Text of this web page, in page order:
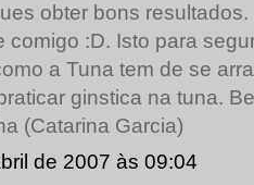
obter bons
comigo :D. Isto para
a Tuna tem de se
ginstica na tuna.
(Catarina Garcia)
de 2007 às 09:04